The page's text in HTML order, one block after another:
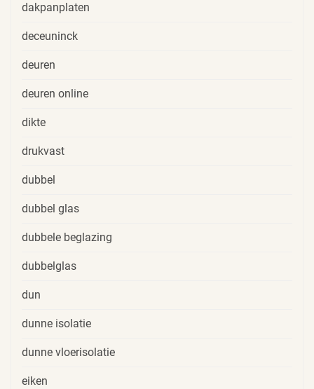
dakpanplaten
deceuninck
deuren
deuren online
dikte
drukvast
dubbel
dubbel glas
dubbele beglazing
dubbelglas
dun
dunne isolatie
dunne vloerisolatie
eiken